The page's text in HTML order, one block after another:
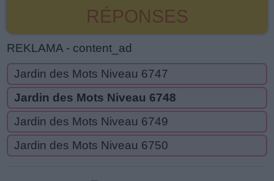
RÉPONSES
REKLAMA - content_ad
Jardin des Mots Niveau 6747
Jardin des Mots Niveau 6748
Jardin des Mots Niveau 6749
Jardin des Mots Niveau 6750